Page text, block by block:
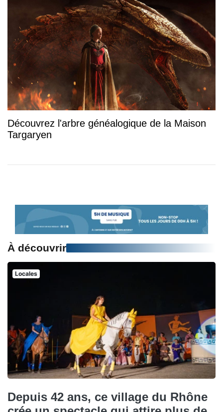
Découvrez l'arbre généalogique de la Maison
Targaryen
À découvrir
Locales
Depuis 42 ans, ce village du Rhône